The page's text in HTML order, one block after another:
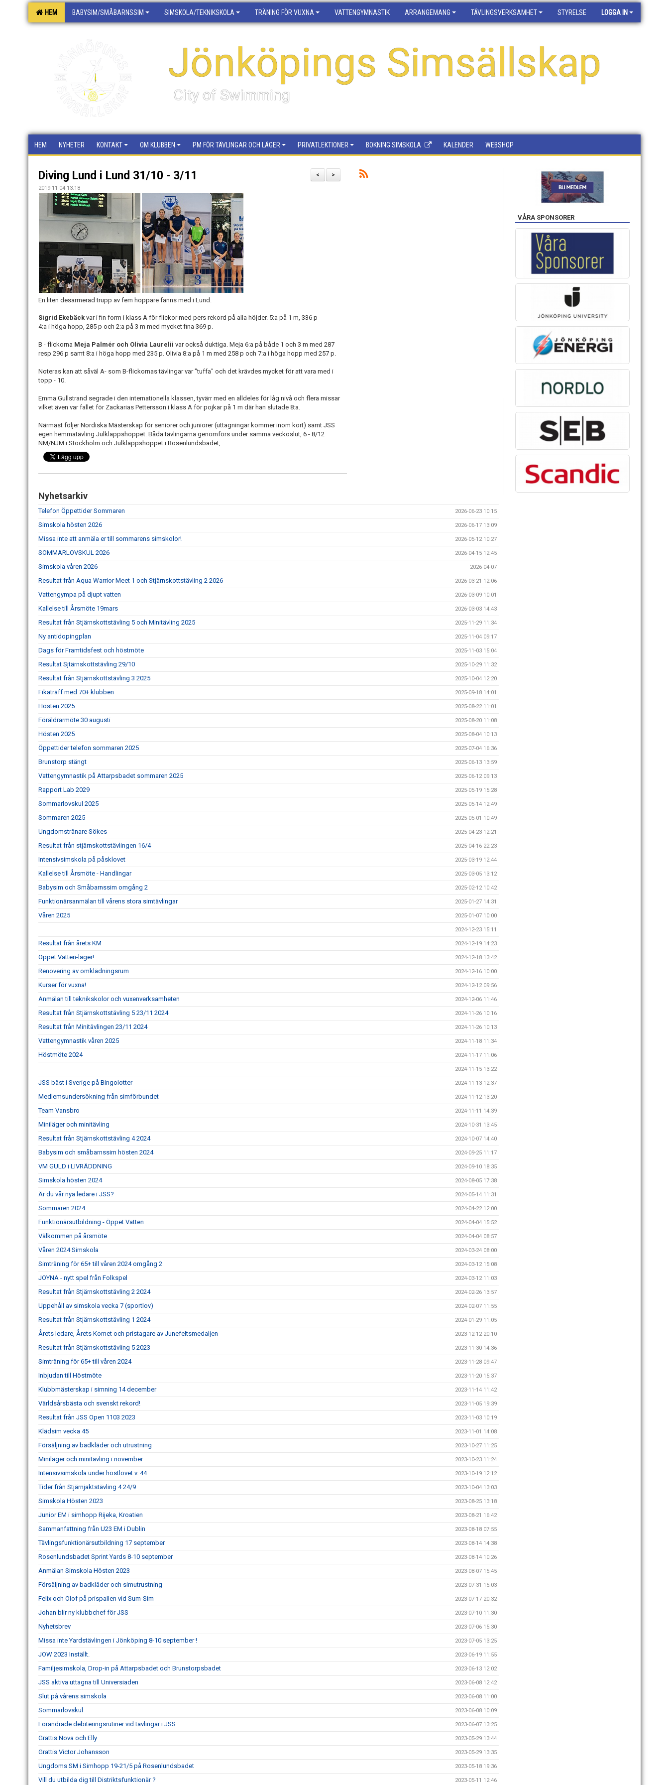
HEM BABYSIM/SMÅBARNSSIM SIMSKOLA/TEKNIKSKOLA TRÄNING FÖR VUXNA VATTENGYMNASTIK ARRANGEMANG TÄVLINGSVERKSAMHET STYRELSE LOGGA IN
Jönköpings Simsällskap
City of Swimming
HEM NYHETER KONTAKT OM KLUBBEN PM FÖR TÄVLINGAR OCH LÄGER PRIVATLEKTIONER BOKNING SIMSKOLA KALENDER WEBSHOP
>
<
Diving Lund i Lund 31/10 - 3/11
2019-11-04 13:18
En liten desarmerad trupp av fem hoppare fanns med i Lund.
Sigrid Ekebäck var i fin form i klass A för flickor med pers rekord på alla höjder. 5:a på 1 m, 336 p
4:a i höga hopp, 285 p och 2:a på 3 m med mycket fina 369 p.
B - flickorna Meja Palmér och Olivia Laurelii var också duktiga. Meja 6:a på både 1 och 3 m med 287
resp 296 p samt 8:a i höga hopp med 235 p. Olivia 8:a på 1 m med 258 p och 7:a i höga hopp med 257 p.
Noteras kan att såväl A- som B-flickornas tävlingar var "tuffa" och det krävdes mycket för att vara med i
topp - 10.
Emma Gullstrand segrade i den internationella klassen, tyvärr med en alldeles för låg nivå och flera missar
vilket även var fallet för Zackarias Pettersson i klass A för pojkar på 1 m där han slutade 8:a.
Närmast följer Nordiska Mästerskap för seniorer och juniorer (uttagningar kommer inom kort) samt JSS
egen hemmatävling Julklappshoppet. Båda tävlingarna genomförs under samma veckoslut, 6 - 8/12
NM/NJM i Stockholm och Julklappshoppet i Rosenlundsbadet,
Nyhetsarkiv
Telefon Öppettider Sommaren 2026-06-23 10:15
Simskola hösten 2026 2026-06-17 13:09
Missa inte att anmäla er till sommarens simskolor! 2026-05-12 10:27
SOMMARLOVSKUL 2026 2026-04-15 12:45
Simskola våren 2026 2026-04-07
Resultat från Aqua Warrior Meet 1 och Stjärnskottstävling 2 2026 2026-03-21 12:06
Vattengympa på djupt vatten 2026-03-09 10:01
Kallelse till Årsmöte 19mars 2026-03-03 14:43
Resultat från Stjärnskottstävling 5 och Minitävling 2025 2025-11-29 11:34
Ny antidopingplan 2025-11-04 09:17
Dags för Framtidsfest och höstmöte 2025-11-03 15:04
Resultat Sjtärnskottstävling 29/10 2025-10-29 11:32
Resultat från Stjärnskottstävling 3 2025 2025-10-04 12:20
Fikaträff med 70+ klubben 2025-09-18 14:01
Hösten 2025 2025-08-22 11:01
Föräldrarmöte 30 augusti 2025-08-20 11:08
Hösten 2025 2025-08-04 10:13
Öppettider telefon sommaren 2025 2025-07-04 16:36
Brunstorp stängt 2025-06-13 13:59
Vattengymnastik på Attarpsbadet sommaren 2025 2025-06-12 09:13
Rapport Lab 2029 2025-05-19 15:28
Sommarlovskul 2025 2025-05-14 12:49
Sommaren 2025 2025-05-01 10:49
Ungdomstränare Sökes 2025-04-23 12:21
Resultat från stjärnskottstävlingen 16/4 2025-04-16 22:23
Intensivsimskola på påsklovet 2025-03-19 12:44
Kallelse till Årsmöte - Handlingar 2025-03-05 13:12
Babysim och Småbarnssim omgång 2 2025-02-12 10:42
Funktionärsanmälan till vårens stora simtävlingar 2025-01-27 14:31
Våren 2025 2025-01-07 10:00
2024-12-23 15:11
Resultat från årets KM 2024-12-19 14:23
Öppet Vatten-läger! 2024-12-18 13:42
Renovering av omklädningsrum 2024-12-16 10:00
Kurser för vuxna! 2024-12-12 09:56
Anmälan till teknikskolor och vuxenverksamheten 2024-12-06 11:46
Resultat från Stjärnskottstävling 5 23/11 2024 2024-11-26 10:16
Resultat från Minitävlingen 23/11 2024 2024-11-26 10:13
Vattengymnastik våren 2025 2024-11-18 11:34
Höstmöte 2024 2024-11-17 11:06
2024-11-15 13:22
JSS bäst i Sverige på Bingolotter 2024-11-13 12:37
Medlemsundersökning från simförbundet 2024-11-12 13:20
Team Vansbro 2024-11-11 14:39
Miniläger och minitävling 2024-10-31 13:45
Resultat från Stjärnskottstävling 4 2024 2024-10-07 14:40
Babysim och småbarnssim hösten 2024 2024-09-25 11:17
VM GULD i LIVRÄDDNING 2024-09-10 18:35
Simskola hösten 2024 2024-08-05 17:38
Är du vår nya ledare i JSS? 2024-05-14 11:31
Sommaren 2024 2024-04-22 12:00
Funktionärsutbildning - Öppet Vatten 2024-04-04 15:52
Välkommen på årsmöte 2024-04-04 08:57
Våren 2024 Simskola 2024-03-24 08:00
Simträning för 65+ till våren 2024 omgång 2 2024-03-12 15:08
JOYNA - nytt spel från Folkspel 2024-03-12 11:03
Resultat från Stjärnskottstävling 2 2024 2024-02-26 13:57
Uppehåll av simskola vecka 7 (sportlov) 2024-02-07 11:55
Resultat från Stjärnskottstävling 1 2024 2024-01-29 11:05
Årets ledare, Årets Komet och pristagare av Junefeltsmedaljen 2023-12-12 20:10
Resultat från Stjärnskottstävling 5 2023 2023-11-30 14:36
Simträning för 65+ till våren 2024 2023-11-28 09:47
Inbjudan till Höstmöte 2023-11-20 15:37
Klubbmästerskap i simning 14 december 2023-11-14 11:42
Världsårsbästa och svenskt rekord! 2023-11-05 19:39
Resultat från JSS Open 1103 2023 2023-11-03 10:19
Klädsim vecka 45 2023-11-01 14:08
Försäljning av badkläder och utrustning 2023-10-27 11:25
Miniläger och minitävling i november 2023-10-23 11:24
Intensivsimskola under höstlovet v. 44 2023-10-19 12:12
Tider från Stjärnjaktstävling 4 24/9 2023-10-04 13:03
Simskola Hösten 2023 2023-08-25 13:18
Junior EM i simhopp Rijeka, Kroatien 2023-08-21 16:42
Sammanfattning från U23 EM i Dublin 2023-08-18 07:55
Tävlingsfunktionärsutbildning 17 september 2023-08-14 14:38
Rosenlundsbadet Sprint Yards 8-10 september 2023-08-14 10:26
Anmälan Simskola Hösten 2023 2023-08-07 15:45
Försäljning av badkläder och simutrustning 2023-07-31 15:03
Felix och Olof på prispallen vid Sum-Sim 2023-07-17 20:32
Johan blir ny klubbchef för JSS 2023-07-10 11:30
Nyhetsbrev 2023-07-06 15:30
Missa inte Yardstävlingen i Jönköping 8-10 september ! 2023-07-05 13:25
JOW 2023 Inställt. 2023-06-19 11:55
Familjesimskola, Drop-in på Attarpsbadet och Brunstorpsbadet 2023-06-13 12:02
JSS aktiva uttagna till Universiaden 2023-06-08 12:42
Slut på vårens simskola 2023-06-08 11:00
Sommarlovskul 2023-06-08 10:09
Förändrade debiteringsrutiner vid tävlingar i JSS 2023-06-07 13:25
Grattis Nova och Elly 2023-05-29 13:44
Grattis Victor Johansson 2023-05-29 13:35
Ungdoms SM i Simhopp 19-21/5 på Rosenlundsbadet 2023-05-18 19:36
Vill du utbilda dig till Distriktsfunktionär ? 2023-05-11 12:46
VÅRA SPONSORER